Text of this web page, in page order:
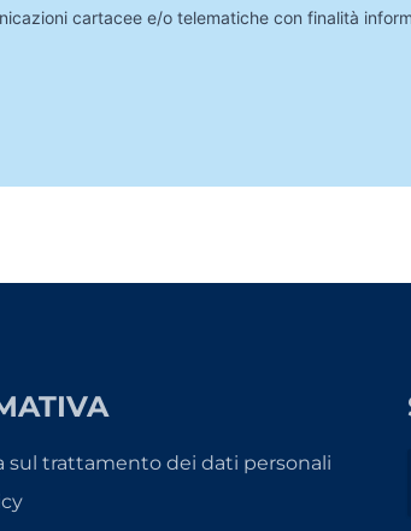
cartacee e/o telematiche con finalità
sul trattamento dei dati personali